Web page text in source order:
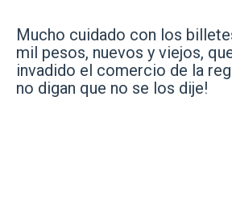
Mucho cuidado con los
mil pesos, nuevos y viejos,
invadido el comercio de la
no digan que no se los dije!